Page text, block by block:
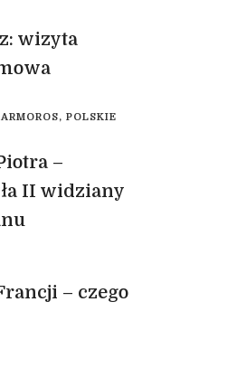
wizyta
POLSKIE
–
II widziany
– czego